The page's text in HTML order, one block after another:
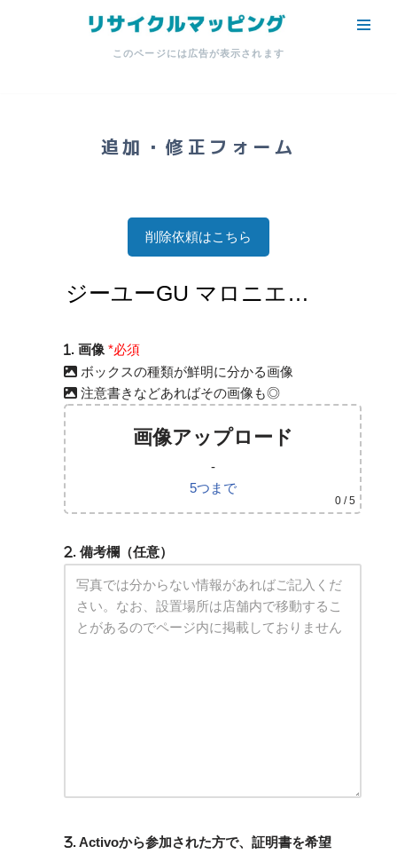
このページには広告が表示されます
追加・修正フォーム
削除依頼はこちら
. 画像 *必須
ボックスの種類が鮮明に分かる画像
注意書きなどあればその画像も◎
画像アップロード
-
5つまで
0 / 5
. 備考欄（任意）
. Activoから参加された方で、証明書を希望